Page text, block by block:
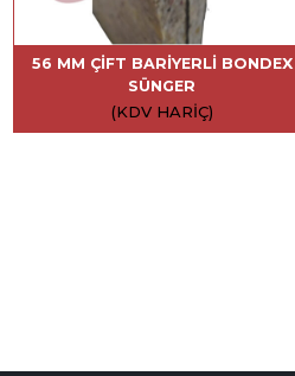
56 MM ÇIFT BARIYERLI BONDEX
SÜNGER
(KDV HARIÇ)